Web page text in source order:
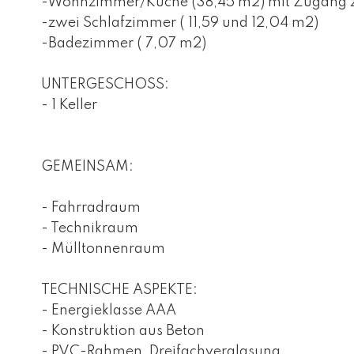
-zwei Schlafzimmer ( 11,59 und 12,04 m2)
-Badezimmer ( 7,07 m2)
UNTERGESCHOSS:
- 1 Keller
GEMEINSAM:
- Fahrradraum
- Technikraum
- Mülltonnenraum
TECHNISCHE ASPEKTE:
- Energieklasse AAA
- Konstruktion aus Beton